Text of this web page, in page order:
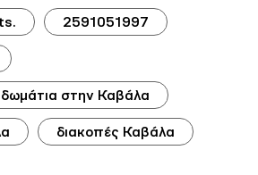
2591051997
δωμάτια στην Καβάλα
διακοπές Καβάλα